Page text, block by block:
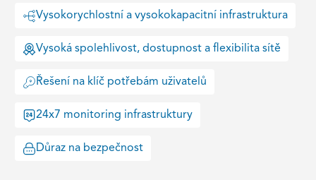
Vysokorychlostní a vysokokapacitní infrastruktura
Vysoká spolehlivost, dostupnost a flexibilita sítě
Řešení na klíč potřebám uživatelů
24x7 monitoring infrastruktury
Důraz na bezpečnost